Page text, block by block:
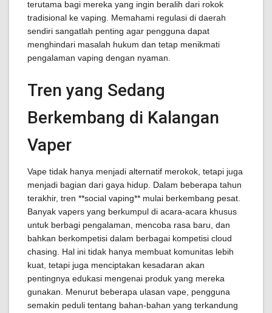
terutama bagi mereka yang ingin beralih dari rokok
tradisional ke vaping. Memahami regulasi di daerah
sendiri sangatlah penting agar pengguna dapat
menghindari masalah hukum dan tetap menikmati
pengalaman vaping dengan nyaman.
Tren yang Sedang
Berkembang di Kalangan
Vaper
Vape tidak hanya menjadi alternatif merokok, tetapi juga
menjadi bagian dari gaya hidup. Dalam beberapa tahun
terakhir, tren **social vaping** mulai berkembang pesat.
Banyak vapers yang berkumpul di acara-acara khusus
untuk berbagi pengalaman, mencoba rasa baru, dan
bahkan berkompetisi dalam berbagai kompetisi cloud
chasing. Hal ini tidak hanya membuat komunitas lebih
kuat, tetapi juga menciptakan kesadaran akan
pentingnya edukasi mengenai produk yang mereka
gunakan. Menurut beberapa ulasan vape, pengguna
semakin peduli tentang bahan-bahan yang terkandung